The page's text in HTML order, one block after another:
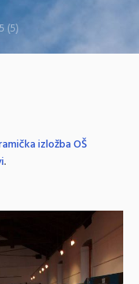
(5)
izložba OŠ
.